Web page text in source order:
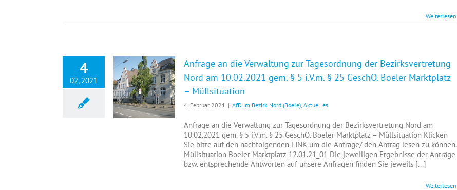
Weiterlesen
4
02, 2021
Anfrage an die Verwaltung zur Tagesordnung der Bezirksvertretung
Nord am 10.02.2021 gem. § 5 i.V.m. § 25 GeschO. Boeler Marktplatz
– Müllsituation
4. Februar 2021 | AfD im Bezirk Nord (Boele), Aktuelles
Anfrage an die Verwaltung zur Tagesordnung der Bezirksvertretung Nord am
10.02.2021 gem. § 5 i.V.m. § 25 GeschO. Boeler Marktplatz – Müllsituation Klicken
Sie bitte auf den nachfolgenden LINK um die Anfrage/ den Antrag lesen zu können.
Müllsituation Boeler Marktplatz 12.01.21_01 Die jeweiligen Ergebnisse der Anträge
bzw. entsprechende Antworten auf unsere Anfragen finden Sie jeweils [...]
Weiterlesen